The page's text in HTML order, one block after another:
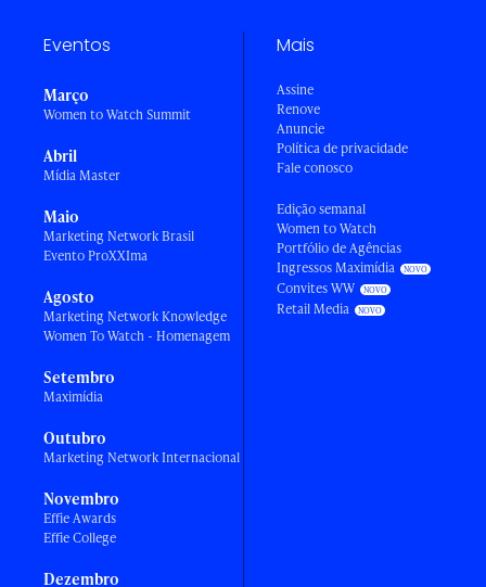
Eventos
Março
Women to Watch Summit
Abril
Mídia Master
Maio
Marketing Network Brasil
Evento ProXXIma
Agosto
Marketing Network Knowledge
Women To Watch - Homenagem
Setembro
Maximídia
Outubro
Marketing Network Internacional
Novembro
Effie Awards
Effie College
Dezembro
Mais
Assine
Renove
Anuncie
Política de privacidade
Fale conosco
Edição semanal
Women to Watch
Portfólio de Agências
Ingressos Maximídia
Convites WW
Retail Media